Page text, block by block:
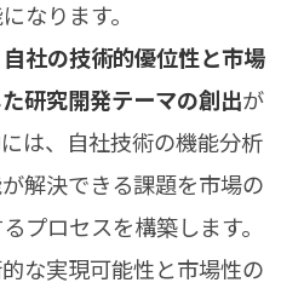
なります。
社の技術的優位性と市場
研究開発テーマの創出が
は、自社技術の機能分析
解決できる課題を市場の
プロセスを構築します。
な実現可能性と市場性の